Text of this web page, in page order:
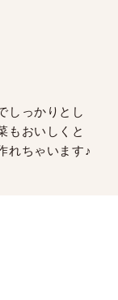
しっかりとし
もおいしくと
れちゃいます♪